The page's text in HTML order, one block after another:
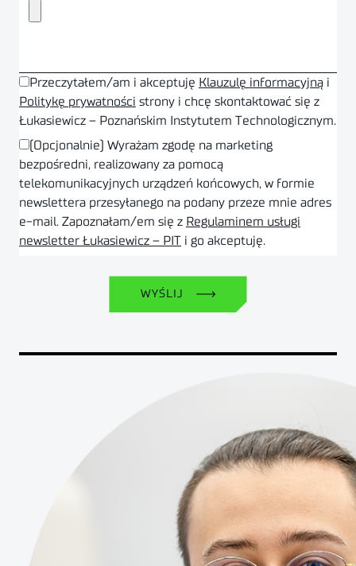
Przeczytałem/am i akceptuję Klauzulę informacyjną i
Politykę prywatności strony i chcę skontaktować się z
Łukasiewicz – Poznańskim Instytutem Technologicznym.
(Opcjonalnie) Wyrażam zgodę na marketing
bezpośredni, realizowany za pomocą
telekomunikacyjnych urządzeń końcowych, w formie
newslettera przesyłanego na podany przeze mnie adres
e-mail. Zapoznałam/em się z Regulaminem usługi
newsletter Łukasiewicz – PIT i go akceptuję.
WYŚLIJ